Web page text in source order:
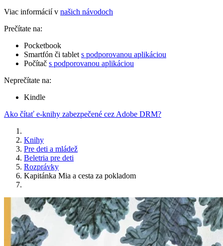
Viac informácií v našich návodoch
Prečítate na:
Pocketbook
Smartfón či tablet s podporovanou aplikáciou
Počítač s podporovanou aplikáciou
Neprečítate na:
Kindle
Ako čítať e-knihy zabezpečené cez Adobe DRM?
Knihy
Pre deti a mládež
Beletria pre deti
Rozprávky
Kapitánka Mia a cesta za pokladom